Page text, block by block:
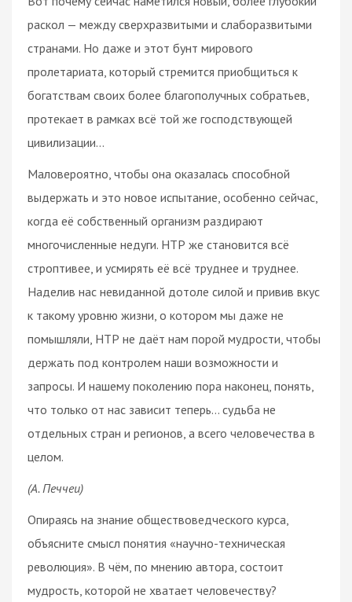
раскол — между сверхразвитыми и слаборазвитыми
странами. Но даже и этот бунт мирового
пролетариата, который стремится приобщиться к
богатствам своих более благополучных собратьев,
протекает в рамках всё той же господствующей
цивилизации…
Маловероятно, чтобы она оказалась способной
выдержать и это новое испытание, особенно сейчас,
когда её собственный организм раздирают
многочисленные недуги. НТР же становится всё
строптивее, и усмирять её всё труднее и труднее.
Наделив нас невиданной дотоле силой и привив вкус
к такому уровню жизни, о котором мы даже не
помышляли, НТР не даёт нам порой мудрости, чтобы
держать под контролем наши возможности и
запросы. И нашему поколению пора наконец, понять,
что только от нас зависит теперь… судьба не
отдельных стран и регионов, а всего человечества в
целом.
(А. Печчеи)
Опираясь на знание обществоведческого курса,
объясните смысл понятия «научно-техническая
революция». В чём, по мнению автора, состоит
мудрость, которой не хватает человечеству?